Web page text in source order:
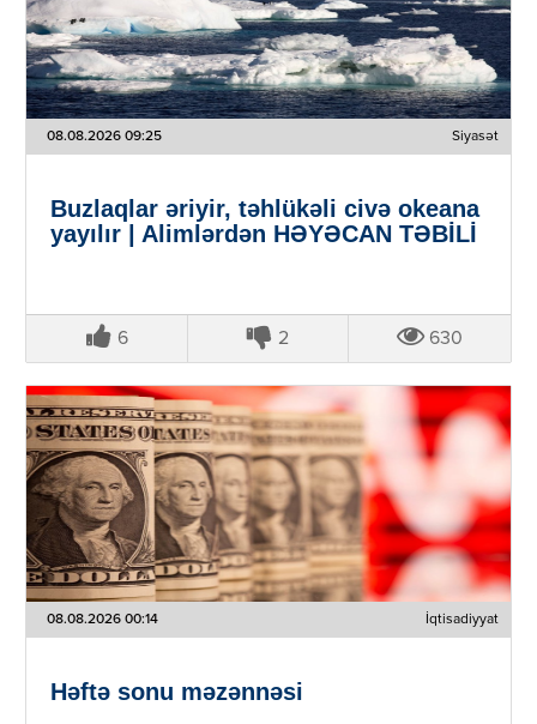
08.08.2026 09:25 Siyasət
Buzlaqlar əriyir, təhlükəli civə okeana
yayılır | Alimlərdən HƏYƏCAN TƏBİLİ
6 2 630
08.08.2026 00:14 İqtisadiyyat
Həftə sonu məzənnəsi